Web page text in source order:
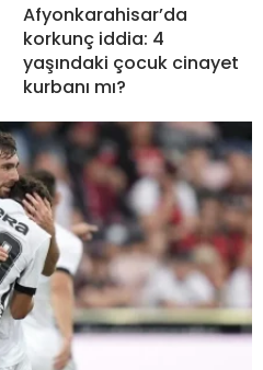
Afyonkarahisar’da
korkunç iddia: 4
yaşındaki çocuk cinayet
kurbanı mı?